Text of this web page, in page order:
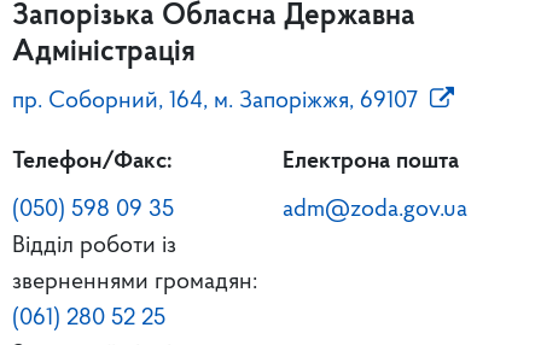
Запорізька Обласна Державна
Адміністрація
пр. Соборний, 164, м. Запоріжжя, 69107
Телефон/Факс:
(050) 598 09 35
Відділ роботи із
зверненнями громадян:
(061) 280 52 25
Електрона пошта
adm@zoda.gov.ua